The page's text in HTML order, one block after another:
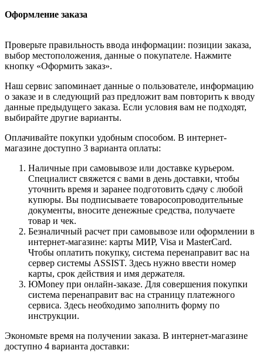
Оформление заказа
Проверьте правильность ввода информации: позиции заказа,
выбор местоположения, данные о покупателе. Нажмите
кнопку «Оформить заказ».
Наш сервис запоминает данные о пользователе, информацию
о заказе и в следующий раз предложит вам повторить к вводу
данные предыдущего заказа. Если условия вам не подходят,
выбирайте другие варианты.
Оплачивайте покупки удобным способом. В интернет-
магазине доступно 3 варианта оплаты:
Наличные при самовывозе или доставке курьером.
Специалист свяжется с вами в день доставки, чтобы
уточнить время и заранее подготовить сдачу с любой
купюры. Вы подписываете товаросопроводительные
документы, вносите денежные средства, получаете
товар и чек.
Безналичный расчет при самовывозе или оформлении в
интернет-магазине: карты МИР, Visa и MasterCard.
Чтобы оплатить покупку, система перенаправит вас на
сервер системы ASSIST. Здесь нужно ввести номер
карты, срок действия и имя держателя.
ЮMoney при онлайн-заказе. Для совершения покупки
система перенаправит вас на страницу платежного
сервиса. Здесь необходимо заполнить форму по
инструкции.
Экономьте время на получении заказа. В интернет-магазине
доступно 4 варианта доставки: